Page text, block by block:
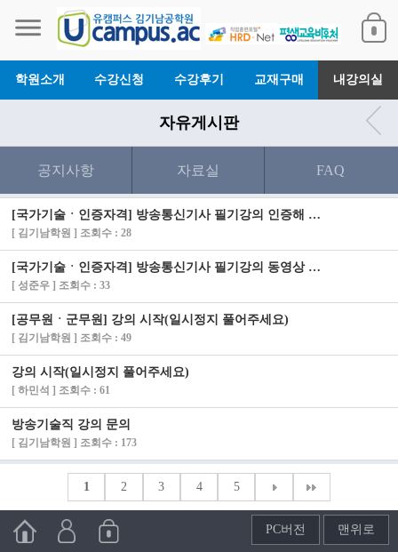
학원소개 수강신청 수강후기 교재구매 내강의실
자유게시판
공지사항 자료실 FAQ
[국가기술ㆍ인증자격] 방송통신기사 필기강의 인증해 드렸습니다.
[ 김기남학원 ] 조회수 : 28
[국가기술ㆍ인증자격] 방송통신기사 필기강의 동영상 안나옵니다
[ 성준우 ] 조회수 : 33
[공무원ㆍ군무원] 강의 시작(일시정지 풀어주세요)
[ 김기남학원 ] 조회수 : 49
강의 시작(일시정지 풀어주세요)
[ 하민석 ] 조회수 : 61
방송기술직 강의 문의
[ 김기남학원 ] 조회수 : 173
1 2 3 4 5
PC버전 맨위로